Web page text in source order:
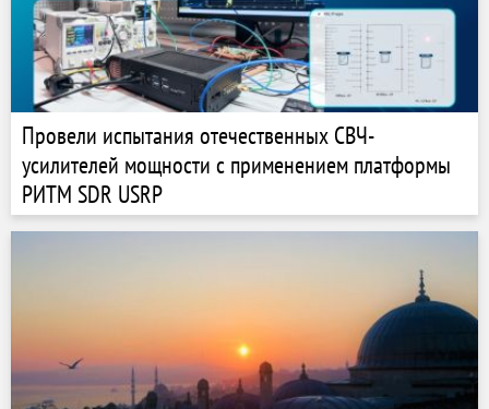
Провели испытания отечественных СВЧ-
усилителей мощности с применением платформы
РИТМ SDR USRP